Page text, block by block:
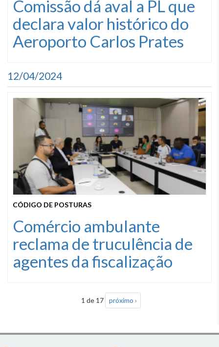
Comissão dá aval a PL que
declara valor histórico do
Aeroporto Carlos Prates
12/04/2024
CÓDIGO DE POSTURAS
Comércio ambulante
reclama de truculência de
agentes da fiscalização
1 de 17 próximo ›